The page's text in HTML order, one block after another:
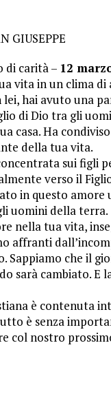
GIUSEPPE
di carità – 12
vita in un clima
hai avuto una
di Dio tra gli
casa. Ha
della tua vita.
sui figli
verso il
in questo
uomini della terra.
nella tua vita,
affranti
Sappiamo che il
sarà cambiato. E
è contenuta
è senza
col nostro